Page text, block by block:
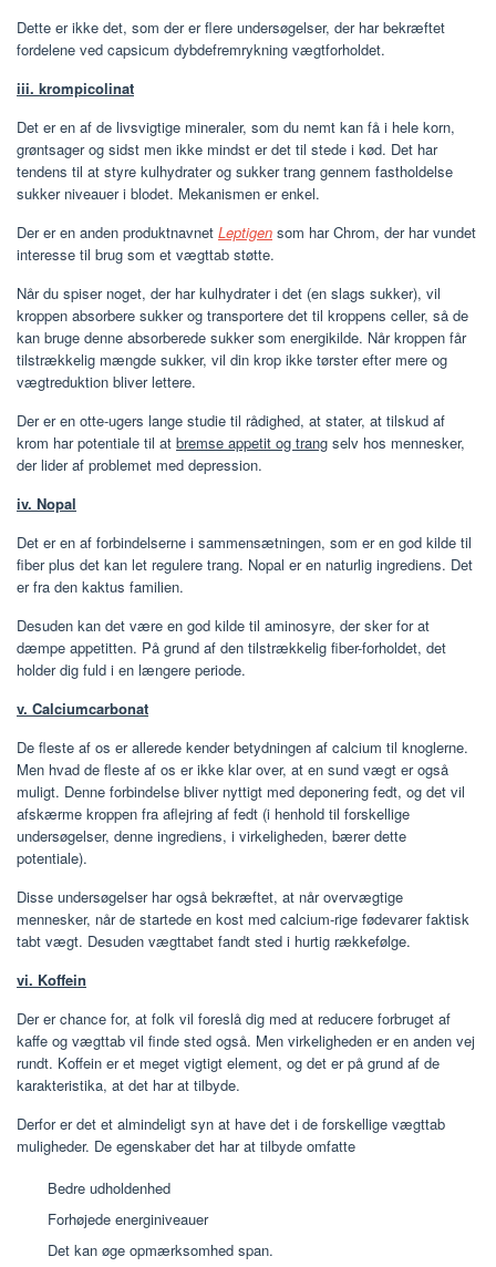
Dette er ikke det, som der er flere undersøgelser, der har bekræftet
fordelene ved capsicum dybdefremrykning vægtforholdet.
iii. krompicolinat
Det er en af ​​de livsvigtige mineraler, som du nemt kan få i hele korn,
grøntsager og sidst men ikke mindst er det til stede i kød. Det har
tendens til at styre kulhydrater og sukker trang gennem fastholdelse
sukker niveauer i blodet. Mekanismen er enkel.
Der er en anden produktnavnet Leptigen som har Chrom, der har vundet
interesse til brug som et vægttab støtte.
Når du spiser noget, der har kulhydrater i det (en slags sukker), vil
kroppen absorbere sukker og transportere det til kroppens celler, så de
kan bruge denne absorberede sukker som energikilde. Når kroppen får
tilstrækkelig mængde sukker, vil din krop ikke tørster efter mere og
vægtreduktion bliver lettere.
Der er en otte-ugers lange studie til rådighed, at stater, at tilskud af
krom har potentiale til at bremse appetit og trang selv hos mennesker,
der lider af problemet med depression.
iv. Nopal
Det er en af ​​forbindelserne i sammensætningen, som er en god kilde til
fiber plus det kan let regulere trang. Nopal er en naturlig ingrediens. Det
er fra den kaktus familien.
Desuden kan det være en god kilde til aminosyre, der sker for at
dæmpe appetitten. På grund af den tilstrækkelig fiber-forholdet, det
holder dig fuld i en længere periode.
v. Calciumcarbonat
De fleste af os er allerede kender betydningen af ​​calcium til knoglerne.
Men hvad de fleste af os er ikke klar over, at en sund vægt er også
muligt. Denne forbindelse bliver nyttigt med deponering fedt, og det vil
afskærme kroppen fra aflejring af fedt (i henhold til forskellige
undersøgelser, denne ingrediens, i virkeligheden, bærer dette
potentiale).
Disse undersøgelser har også bekræftet, at når overvægtige
mennesker, når de startede en kost med calcium-rige fødevarer faktisk
tabt vægt. Desuden vægttabet fandt sted i hurtig rækkefølge.
vi. Koffein
Der er chance for, at folk vil foreslå dig med at reducere forbruget af
kaffe og vægttab vil finde sted også. Men virkeligheden er en anden vej
rundt. Koffein er et meget vigtigt element, og det er på grund af de
karakteristika, at det har at tilbyde.
Derfor er det et almindeligt syn at have det i de forskellige vægttab
muligheder. De egenskaber det har at tilbyde omfatte
Bedre udholdenhed
Forhøjede energiniveauer
Det kan øge opmærksomhed span.